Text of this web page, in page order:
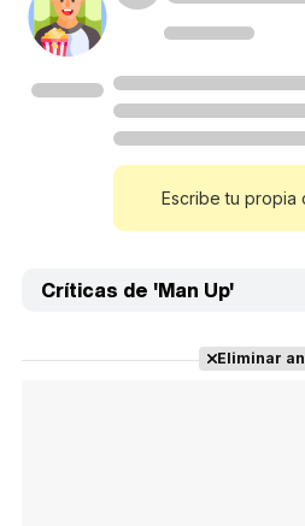
Escribe tu propia
Críticas de 'Man Up'
Eliminar